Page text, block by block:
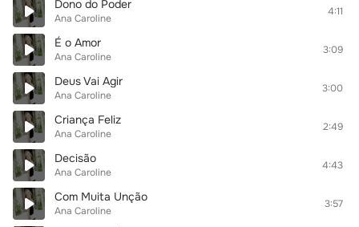
Dono do Poder
Ana Caroline
4:11
É o Amor
Ana Caroline
3:09
Deus Vai Agir
Ana Caroline
3:00
Criança Feliz
Ana Caroline
2:49
Decisão
Ana Caroline
4:43
Com Muita Unção
Ana Caroline
3:57